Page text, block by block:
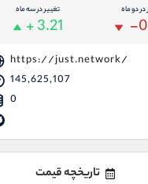
در دو ماه
-
تغییر در سه ماه
+ 3.21
https://just.network/
145,625,107
0
تاریخچه قیمت